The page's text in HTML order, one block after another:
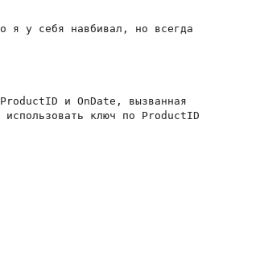
я у себя навбивал, но всегда
и OnDate, вызванная
ключ по ProductID